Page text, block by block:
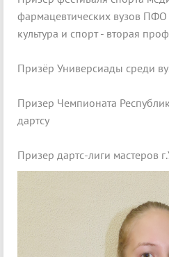
фармацевтических вузов ПФО
культура и спорт - вторая
Призёр Универсиады среди
Призер Чемпионата
дартсу
Призер дартс-лиги мастеров